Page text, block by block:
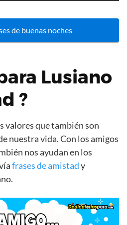
de buenas noches
Lusiano
?
valores que también son
nuestra vida. Con los amigos
nos ayudan en los
frases de amistady